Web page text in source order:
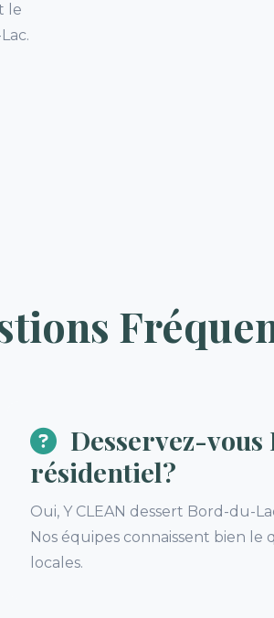
le
Desservez-
résidentiel?
Oui, Y CLEAN dessert Bord-du-
Nos équipes connaissent bien
locales.